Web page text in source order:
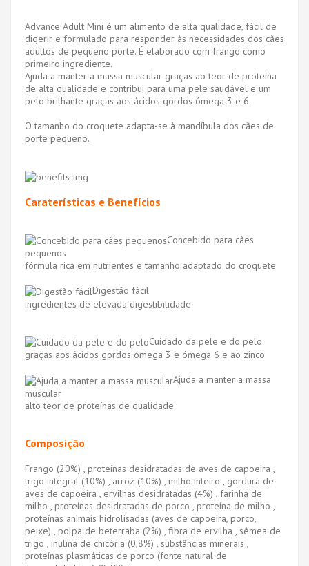
Advance Adult Mini é um alimento de alta qualidade, fácil de
digerir e formulado para responder às necessidades dos cães
adultos de pequeno porte. É elaborado com frango como
primeiro ingrediente.
Ajuda a manter a massa muscular graças ao teor de proteína
de alta qualidade e contribui para uma pele saudável e um
pelo brilhante graças aos ácidos gordos ómega 3 e 6.
O tamanho do croquete adapta-se à mandíbula dos cães de
porte pequeno.
Caraterísticas e Benefícios
Concebido para cães
pequenos
fórmula rica em nutrientes e tamanho adaptado do croquete
Digestão fácil
ingredientes de elevada digestibilidade
Cuidado da pele e do pelo
graças aos ácidos gordos ómega 3 e ómega 6 e ao zinco
Ajuda a manter a massa
muscular
alto teor de proteínas de qualidade
Composição
Frango (20%) , proteínas desidratadas de aves de capoeira ,
trigo integral (10%) , arroz (10%) , milho inteiro , gordura de
aves de capoeira , ervilhas desidratadas (4%) , farinha de
milho , proteínas desidratadas de porco , proteína de milho ,
proteínas animais hidrolisadas (aves de capoeira, porco,
peixe) , polpa de beterraba (2%) , fibra de ervilha , sêmea de
trigo , inulina de chicória (0,8%) , substâncias minerais ,
proteínas plasmáticas de porco (fonte natural de